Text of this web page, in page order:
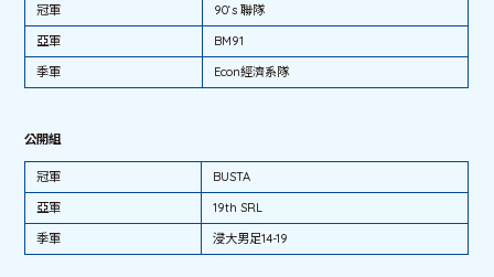
冠軍
90‘s 聯隊
亞軍
BM91
季軍
Econ經濟系隊
公開組
冠軍
BUSTA
亞軍
19th SRL
季軍
浸大男足14-19